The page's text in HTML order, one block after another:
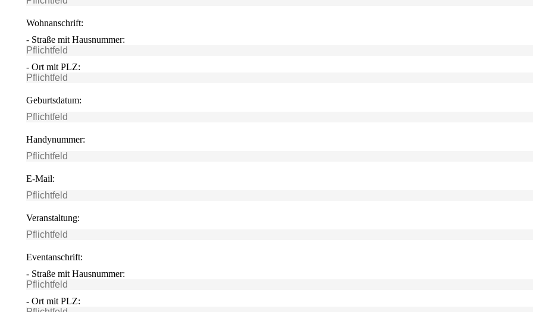
Wohnanschrift:
- Straße mit Hausnummer:
- Ort mit PLZ:
Geburtsdatum:
Handynummer:
E-Mail:
Veranstaltung:
Eventanschrift:
- Straße mit Hausnummer:
- Ort mit PLZ: